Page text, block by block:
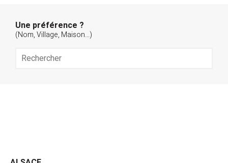
Une préférence ?
(Nom, Village, Maison...)